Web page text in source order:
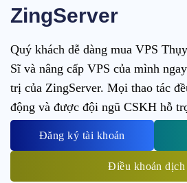
ZingServer
Quý khách dễ dàng mua VPS
Sĩ và nâng cấp VPS của mình
trị của ZingServer. Mọi thao tác
động và được đội ngũ CSKH hỗ
Đăng ký tài khoản
Điều khoản dịch